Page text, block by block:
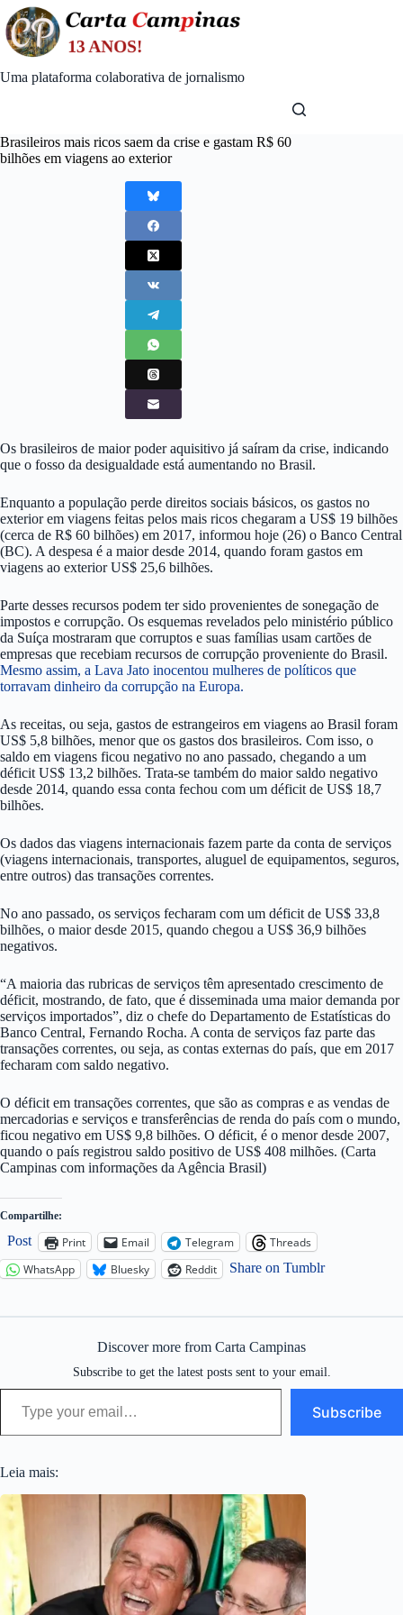
Skip
to
content
Uma plataforma colaborativa de jornalismo
Brasileiros mais ricos saem da crise e gastam R$ 60
bilhões em viagens ao exterior
Os brasileiros de maior poder aquisitivo já saíram da crise, indicando
que o fosso da desigualdade está aumentando no Brasil.
Enquanto a população perde direitos sociais básicos, os gastos no
exterior em viagens feitas pelos mais ricos chegaram a US$ 19 bilhões
(cerca de R$ 60 bilhões) em 2017, informou hoje (26) o Banco Central
(BC). A despesa é a maior desde 2014, quando foram gastos em
viagens ao exterior US$ 25,6 bilhões.
Parte desses recursos podem ter sido provenientes de sonegação de
impostos e corrupção. Os esquemas revelados pelo ministério público
da Suíça mostraram que corruptos e suas famílias usam cartões de
empresas que recebiam recursos de corrupção proveniente do Brasil.
Mesmo assim, a Lava Jato inocentou mulheres de políticos que
torravam dinheiro da corrupção na Europa.
As receitas, ou seja, gastos de estrangeiros em viagens ao Brasil foram
US$ 5,8 bilhões, menor que os gastos dos brasileiros. Com isso, o
saldo em viagens ficou negativo no ano passado, chegando a um
déficit US$ 13,2 bilhões. Trata-se também do maior saldo negativo
desde 2014, quando essa conta fechou com um déficit de US$ 18,7
bilhões.
Os dados das viagens internacionais fazem parte da conta de serviços
(viagens internacionais, transportes, aluguel de equipamentos, seguros,
entre outros) das transações correntes.
No ano passado, os serviços fecharam com um déficit de US$ 33,8
bilhões, o maior desde 2015, quando chegou a US$ 36,9 bilhões
negativos.
“A maioria das rubricas de serviços têm apresentado crescimento de
déficit, mostrando, de fato, que é disseminada uma maior demanda por
serviços importados”, diz o chefe do Departamento de Estatísticas do
Banco Central, Fernando Rocha. A conta de serviços faz parte das
transações correntes, ou seja, as contas externas do país, que em 2017
fecharam com saldo negativo.
O déficit em transações correntes, que são as compras e as vendas de
mercadorias e serviços e transferências de renda do país com o mundo,
ficou negativo em US$ 9,8 bilhões. O déficit, é o menor desde 2007,
quando o país registrou saldo positivo de US$ 408 milhões. (Carta
Campinas com informações da Agência Brasil)
Compartilhe:
Post Print Email Telegram
Threads
WhatsApp
Bluesky Reddit Share on Tumblr
Discover more from Carta Campinas
Subscribe to get the latest posts sent to your email.
Type your email…
Subscribe
Leia mais: